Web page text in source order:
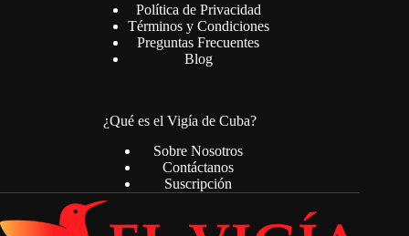
Política de Privacidad
Términos y Condiciones
Preguntas Frecuentes
Blog
¿Qué es el Vigía de Cuba?
Sobre Nosotros
Contáctanos
Suscripción